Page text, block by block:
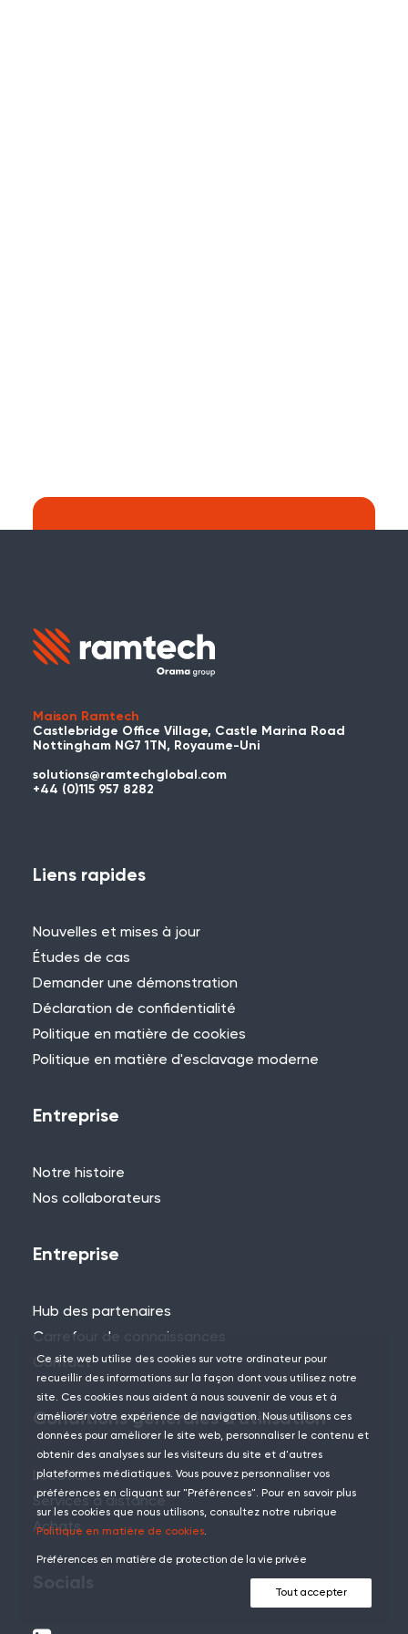
Avez-vous déjà utilisé WES ou
vous souhaitez partager votre
pourriez être présenté ici !
Besoin d'aide ?
+44 (0)115 957 8282 - Royaume-Uni
Maison Ramtech
Castlebridge Office Village, Castle Marina Road
Nottingham NG7 1TN, Royaume-Uni
solutions@ramtechglobal.com
+44 (0)115 957 8282
Liens rapides
Nouvelles et mises à jour
Études de cas
Demander une démonstration
Déclaration de confidentialité
Politique en matière de cookies
Politique en matière d'esclavage moderne
Entreprise
Notre histoire
Nos collaborateurs
Entreprise
Hub des partenaires
Carrefour de connaissances
Contact
Conditions générales d'utilisation
Location
Services à distance
Achats
Ce site web utilise des cookies sur votre ordinateur pour
recueillir des informations sur la façon dont vous utilisez notre
site. Ces cookies nous aident à nous souvenir de vous et à
améliorer votre expérience de navigation. Nous utilisons ces
données pour améliorer le site web, personnaliser le contenu et
obtenir des analyses sur les visiteurs du site et d'autres
plateformes médiatiques. Vous pouvez personnaliser vos
préférences en cliquant sur "Préférences". Pour en savoir plus
sur les cookies que nous utilisons, consultez notre rubrique
Politique en matière de cookies.
Préférences en matière de protection de la vie privée
Tout accepter